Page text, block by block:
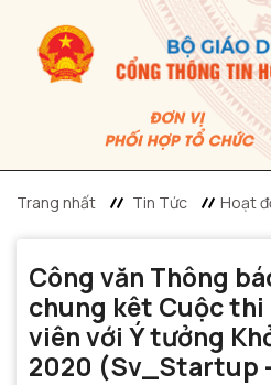
Trang nhất Tin Tức Hoạt
Công văn Thông
chung kêt Cuộc thi
viên với Ý tưởng
2020 (Sv_Startup